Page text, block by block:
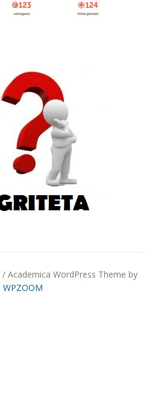
/ Academica WordPress Theme by
WPZOOM